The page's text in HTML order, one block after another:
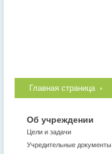
Главная страница
Об учреждении
Цели и задачи
Учредительные документы